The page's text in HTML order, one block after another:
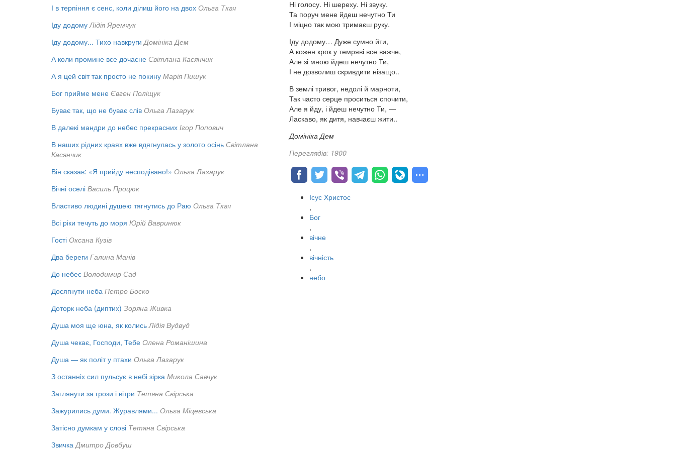
Ні голосу. Ні шереху. Ні звуку.
Та поруч мене йдеш нечутно Ти
І міцно так мою тримаєш руку.
Іду додому… Дуже сумно йти,
А кожен крок у темряві все важче,
Але зі мною йдеш нечутно Ти,
І не дозволиш скривдити нізащо..
В землі тривог, недолі й марноти,
Так часто серце проситься спочити,
Але я йду, і йдеш нечутно Ти, —
Ласкаво, як дитя, навчаєш жити..
Домініка Дем
Переглядів: 1900
Ісус Христос
,
Бог
,
вічне
,
вічність
,
небо
І в терпіння є сенс, коли ділиш його на двох Ольга Ткач
Іду додому Лідія Яремчук
Іду додому... Тихо навкруги Домініка Дем
А коли промине все дочасне Світлана Касянчик
А я цей світ так просто не покину Марія Пишук
Бог прийме мене Євген Поліщук
Буває так, що не буває слів Ольга Лазарук
В далекі мандри до небес прекрасних Ігор Попович
В наших рідних краях вже вдягнулась у золото осінь Світлана
Касянчик
Він сказав: «Я прийду несподівано!» Ольга Лазарук
Вічні оселі Василь Процюк
Властиво людині душею тягнутись до Раю Ольга Ткач
Всі ріки течуть до моря Юрій Вавринюк
Гості Оксана Кузів
Два береги Галина Манів
До небес Володимир Сад
Досягнути неба Петро Боско
Доторк неба (диптих) Зоряна Живка
Душа моя ще юна, як колись Лідія Вудвуд
Душа чекає, Господи, Тебе Олена Романішина
Душа — як політ у птахи Ольга Лазарук
З останніх сил пульсує в небі зірка Микола Савчук
Заглянути за грози і вітри Тетяна Свірська
Зажурились думи. Журавлями... Ольга Міцевська
Затісно думкам у слові Тетяна Свірська
Звичка Дмитро Довбуш